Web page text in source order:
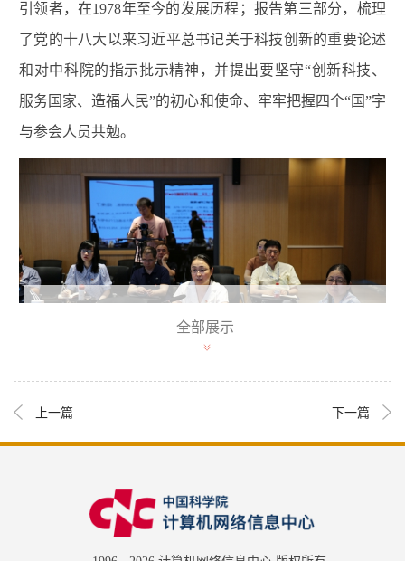
引领者，在1978年至今的发展历程；报告第三部分，梳理
了党的十八大以来习近平总书记关于科技创新的重要论述
和对中科院的指示批示精神，并提出要坚守“创新科技、
服务国家、造福人民”的初心和使命、牢牢把握四个“国”字
与参会人员共勉。
期专题》的党课报告。报告从中华人民共和国的成立和社
会主义制度的建立、社会主义建设的探索与曲折发展两个
全部展示
上一篇 下一篇